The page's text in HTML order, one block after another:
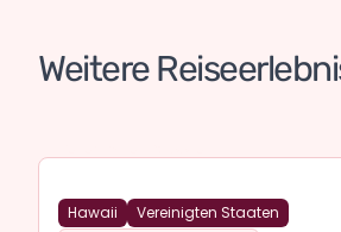
Weitere
Vereinigten Staaten
Hawaii
Vereinigten Staaten